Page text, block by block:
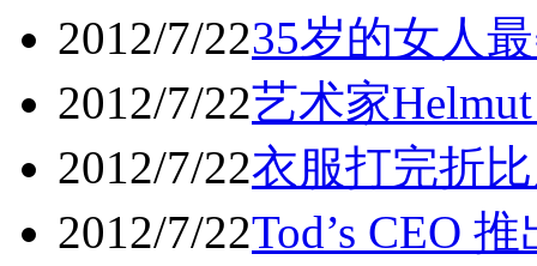
2012/7/2235岁的女人
2012/7/22艺术家
2012/7/22衣服打完折
2012/7/22Tod’s CEO